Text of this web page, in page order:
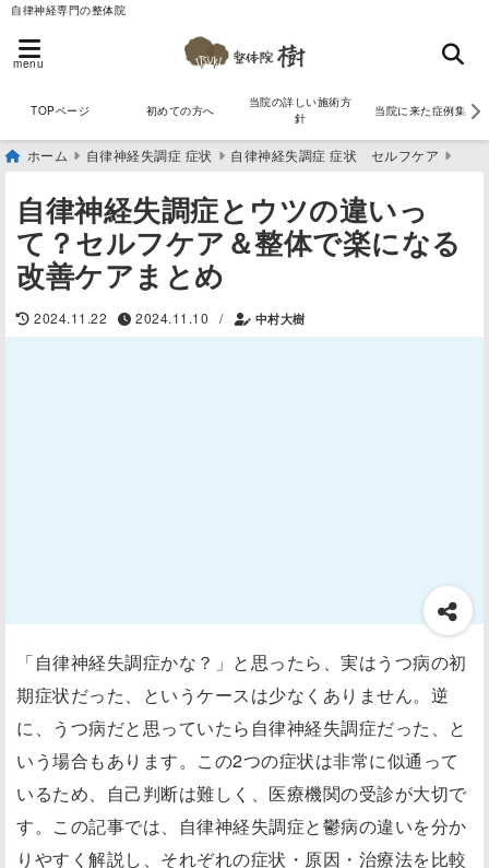
自律神経専門の整体院
menu
TOPページ 初めての方へ
当院の詳しい施術方
針
当院に来た症例集
ホーム 自律神経失調症 症状 自律神経失調症 症状 セルフケア
自律神経失調症とウツの違いっ
て？セルフケア＆整体で楽になる
改善ケアまとめ
2024.11.22 2024.11.10 / 中村大樹
「自律神経失調症かな？」と思ったら、実はうつ病の初
期症状だった、というケースは少なくありません。逆
に、うつ病だと思っていたら自律神経失調症だった、と
いう場合もあります。この2つの症状は非常に似通って
いるため、自己判断は難しく、医療機関の受診が大切で
す。この記事では、自律神経失調症と鬱病の違いを分か
りやすく解説し、それぞれの症状・原因・治療法を比較